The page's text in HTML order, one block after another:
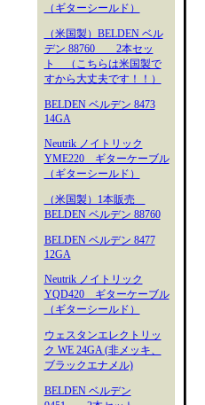
（ギターシールド）
（米国製）BELDEN ベル
デン 88760 2本セッ
ト （こちらは米国製で
すから大丈夫です！！）
BELDEN ベルデン 8473
14GA
Neutrik ノイトリック
YME220 ギターケーブル
（ギターシールド）
（米国製）1本販売
BELDEN ベルデン 88760
BELDEN ベルデン 8477
12GA
Neutrik ノイトリック
YQD420 ギターケーブル
（ギターシールド）
ウェスタンエレクトリッ
ク WE 24GA (非メッキ、
ブラックエナメル)
BELDEN ベルデン